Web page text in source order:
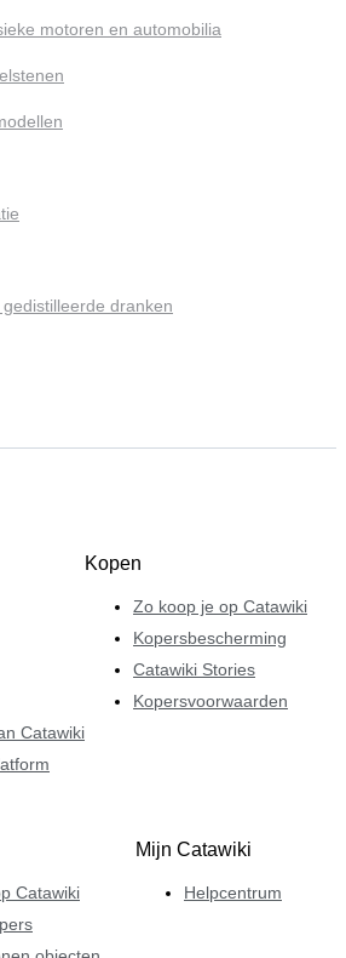
motoren en automobilia
dranken
Catawiki
Kopen
Zo koop je op Catawiki
Kopersbescherming
Catawiki Stories
Kopersvoorwaarden
Catawiki
Mijn Catawiki
Helpcentrum